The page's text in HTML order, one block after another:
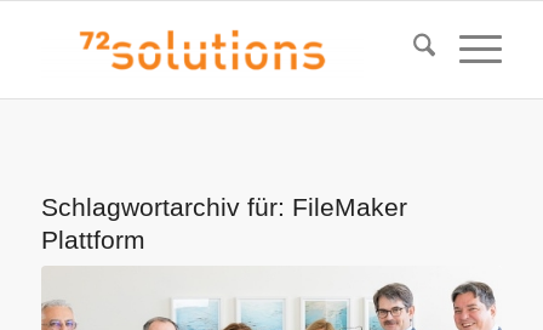
Schlagwortarchiv für: FileMaker
Plattform